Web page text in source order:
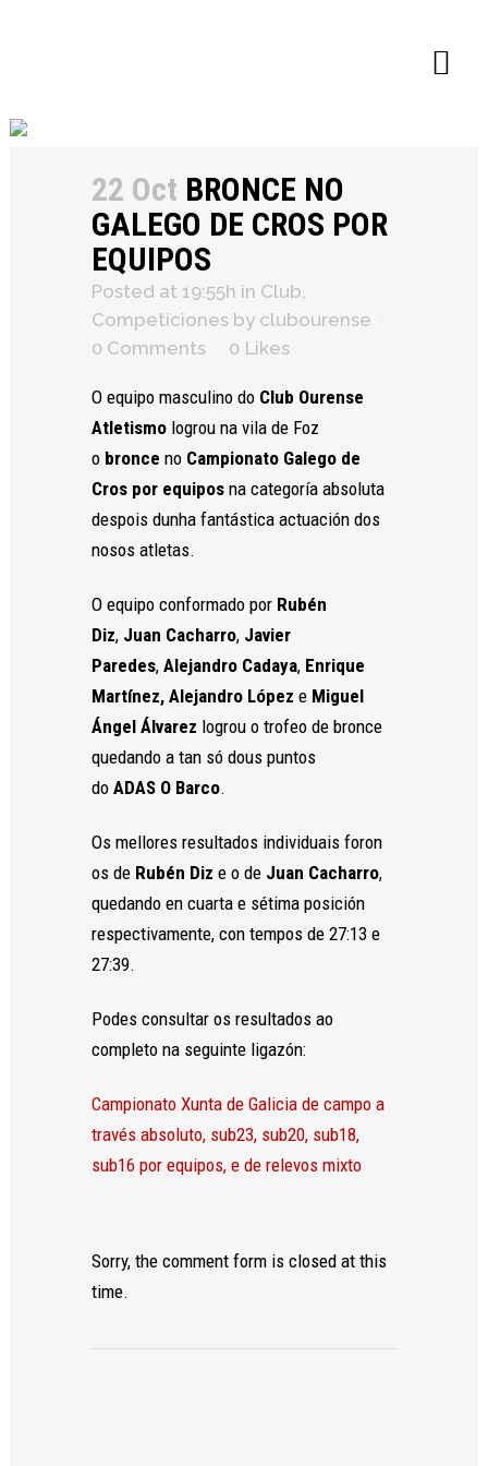
22 Oct BRONCE NO
GALEGO DE CROS POR
EQUIPOS
Posted at 19:55h in Club
Competiciones by clubourense
0 Comments
0 Likes
O equipo masculino do Club Ourense
Atletismo logrou na vila de Foz
o bronce no Campionato Galego de
Cros por equipos na categoría absoluta
despois dunha fantástica actuación dos
nosos atletas.
O equipo conformado por Rubén
Diz, Juan Cacharro, Javier
Paredes, Alejandro Cadaya, Enrique
Martínez, Alejandro López e Miguel
Ángel Álvarez logrou o trofeo de bronce
quedando a tan só dous puntos
do ADAS O Barco.
Os mellores resultados individuais foron
os de Rubén Diz e o de Juan Cacharro,
quedando en cuarta e sétima posición
respectivamente, con tempos de 27:13 e
27:39.
Podes consultar os resultados ao
completo na seguinte ligazón:
Campionato Xunta de Galicia de campo a
través absoluto, sub23, sub20, sub18,
sub16 por equipos, e de relevos mixto
Sorry, the comment form is closed at this
time.
cookies no
opcionales.
Son
necesarias
para que
funcione la
web.
Estadísticas
Para que
podamos
mejorar la
funcionalidad
y estructura
web.
Experiencia
Para que
nuestra web
funcione lo
rechaza estas